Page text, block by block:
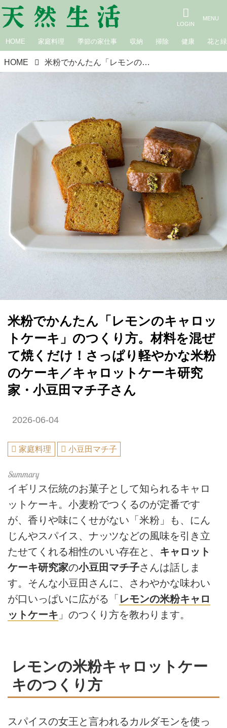
HOME 家庭料理 季節の家仕事 収納 掃除 健康 花と緑
HOME 米粉でかんたん「レモンのキャロットケーキ」のつくり方。材料を混ぜて焼くだけ！さっぱり軽やかな米粉のケーキ／キャロットケーキ研究家・小豆田マチ子さん
米粉でかんたん「レモンのキャロッ
トケーキ」のつくり方。材料を混ぜ
て焼くだけ！さっぱり軽やかな米粉
のケーキ／キャロットケーキ研究
家・小豆田マチ子さん
2026-06-04
家庭料理 小豆田マチ子
イギリス伝統のお菓子として知られるキャロ
ットケーキ。小麦粉でつくるのが定番です
が、香りや味にくせがない「米粉」も、にん
じんやスパイス、ナッツなどの風味を引き立
たせてくれる相性のいい存在と、 キャロット
ケーキ研究家の小豆田マチ子さんは話しま
す。そんな小豆田さんに、さわやかな味わい
が口いっぱいに広がる「 レモンの米粉キャロ
ットケーキ 」のつくり方を教わります。
レモンの米粉キャロットケー
キのつくり方
スパイスの女王と言われるカルダモンを使っ